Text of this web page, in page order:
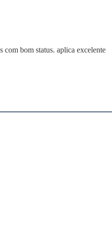
com bom status. aplica excelente